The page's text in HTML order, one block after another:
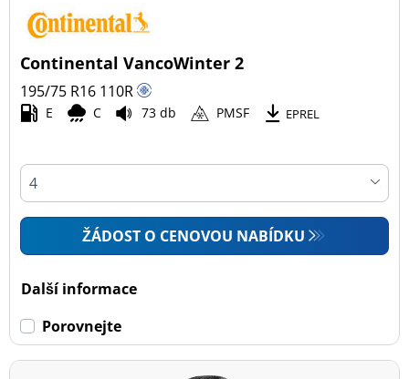
Continental VancoWinter 2
195/75 R16 110R
E C 73 db PMSF EPREL
ŽÁDOST O CENOVOU NABÍDKU
Další informace
Porovnejte